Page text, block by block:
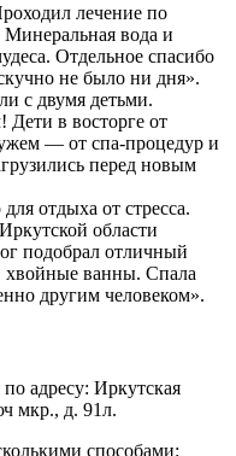
лечение по
вода и
Отдельное спасибо
не было ни дня».
с двумя детьми.
Дети в восторге от
— от спа-процедур и
перед новым
отдыха от стресса.
области
подобрал отличный
хвойные ванны. Спала
другим человеком».
адресу: Иркутская
мкр., д. 91л.
способами: